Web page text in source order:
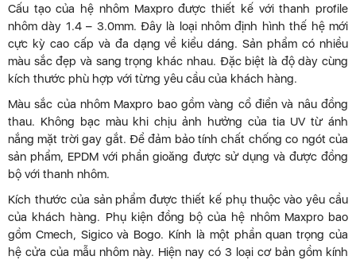
Cấu tạo của hệ nhôm Maxpro được thiết kế với thanh profile
nhôm dày 1.4 – 3.0mm. Đây là loại nhôm định hình thế hệ mới
cực kỳ cao cấp và đa dạng về kiểu dáng. Sản phẩm có nhiều
màu sắc đẹp và sang trọng khác nhau. Đặc biệt là độ dày cùng
kích thước phù hợp với từng yêu cầu của khách hàng.
Màu sắc của nhôm Maxpro bao gồm vàng cổ điển và nâu đồng
thau. Không bạc màu khi chịu ảnh hưởng của tia UV từ ánh
nắng mặt trời gay gắt. Để đảm bảo tính chất chống co ngót của
sản phẩm, EPDM với phần gioăng được sử dụng và được đồng
bộ với thanh nhôm.
Kích thước của sản phẩm được thiết kế phụ thuộc vào yêu cầu
của khách hàng. Phụ kiện đồng bộ của hệ nhôm Maxpro bao
gồm Cmech, Sigico và Bogo. Kính là một phần quan trọng của
hệ cửa của mẫu nhôm này. Hiện nay có 3 loại cơ bản gồm kính